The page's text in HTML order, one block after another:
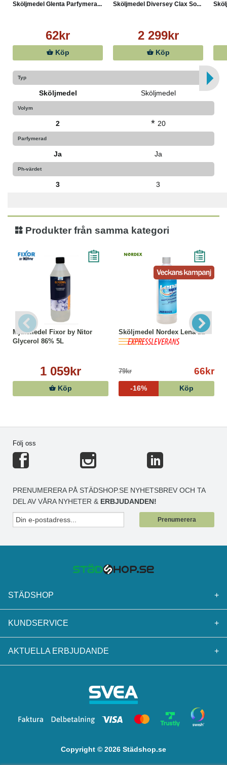
Sköljmedel Glenta Parfymera...
62kr
Köp
Sköljmedel Diversey Clax So...
2 299kr
Köp
Typ
Sköljmedel Sköljmedel
Volym
2 * 20
Parfymerad
Ja Ja
Ph-värdet
3 3
Produkter från samma kategori
Mjukmedel Fixor by Nitor
Glycerol 86% 5L
1 059kr
Köp
Sköljmedel Nordex Lena 1L
79kr 66kr
-16% Köp
Följ oss
PRENUMERERA PÅ STÄDSHOP.SE NYHETSBREV OCH TA
DEL AV VÅRA NYHETER & ERBJUDANDEN!
Prenumerera
STÄDSHOP +
KUNDSERVICE +
AKTUELLA ERBJUDANDE +
Copyright © 2026 Städshop.se